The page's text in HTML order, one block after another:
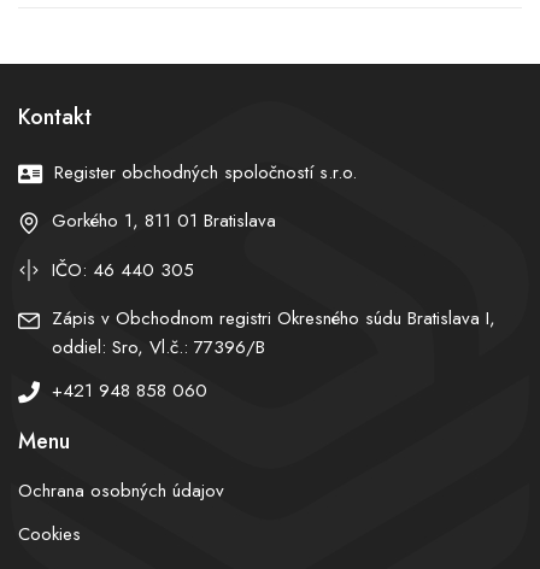
Kontakt
Register obchodných spoločností s.r.o.
Gorkého 1, 811 01 Bratislava
IČO: 46 440 305
Zápis v Obchodnom registri Okresného súdu Bratislava I,
oddiel: Sro, Vl.č.: 77396/B
+421 948 858 060
Menu
Ochrana osobných údajov
Cookies